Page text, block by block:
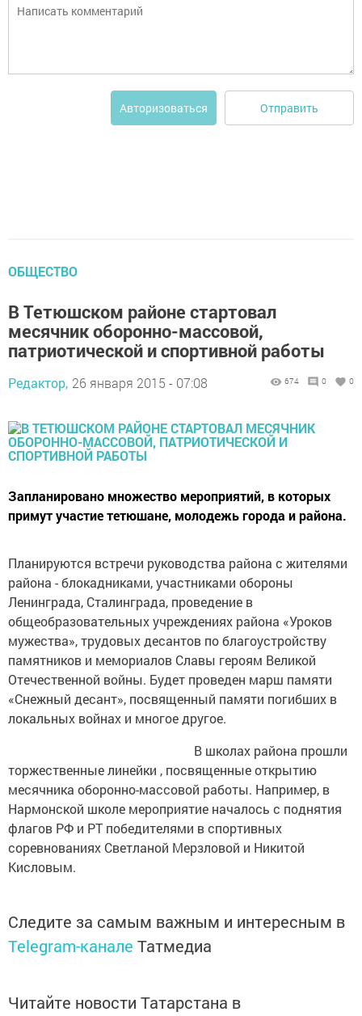
Авторизоваться Отправить
ОБЩЕСТВО
В Тетюшском районе стартовал
месячник оборонно-массовой,
патриотической и спортивной работы
Редактор, 26 января 2015 - 07:08 674 0 0
Запланировано множество мероприятий, в которых
примут участие тетюшане, молодежь города и района.
Планируются встречи руководства района с жителями
района - блокадниками, участниками обороны
Ленинграда, Сталинграда, проведение в
общеобразовательных учреждениях района «Уроков
мужества», трудовых десантов по благоустройству
памятников и мемориалов Славы героям Великой
Отечественной войны. Будет проведен марш памяти
«Снежный десант», посвященный памяти погибших в
локальных войнах и многое другое.
В школах района прошли
торжественные линейки , посвященные открытию
месячника оборонно-массовой работы. Например, в
Нармонской школе мероприятие началось с поднятия
флагов РФ и РТ победителями в спортивных
соревнованиях Светланой Мерзловой и Никитой
Кисловым.
Следите за самым важным и интересным в
Telegram-канале Татмедиа
Читайте новости Татарстана в